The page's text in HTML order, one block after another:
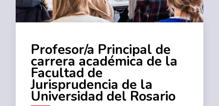
Profesor/a Principal de
carrera académica de la
Facultad de
Jurisprudencia de la
Universidad del Rosario